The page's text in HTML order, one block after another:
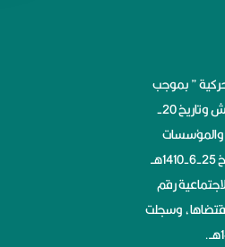
حركية ” بموجب
خطاب وزارة الشؤون الإجتماعية رقم 6-72218-ش وتاريخ 20-
والمؤسسات
الخيرية الصادرة بقرار مجلس الوزراء رقم 107وتاريخ 25-6-1410هــ
رقم
بمقتضاها، وسجلت